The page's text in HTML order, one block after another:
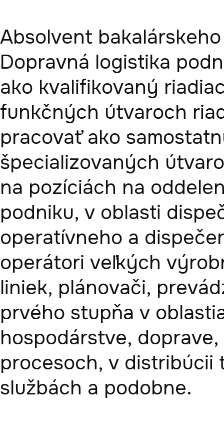
Absolvent
Dopravná logistika
ako kvalifikovaný
funkčných útvaroch
pracovať ako
špecializovaných
na pozíciách na
podniku, v oblasti
operatívneho a
operátori veľkých
liniek, plánovači,
prvého stupňa v
hospodárstve,
procesoch, v distribúcii
službách a podobne.